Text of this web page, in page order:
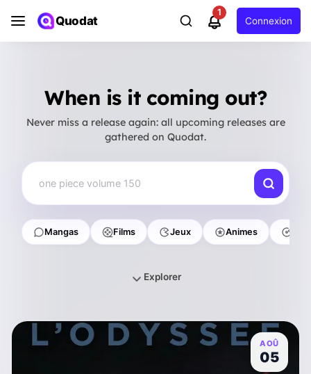
Quodat
1
Connexion
When is it coming out?
Never miss a release again: all upcoming releases are
gathered on Quodat.
one
Mangas Films Jeux Animes
Explorer
AOÛ
05